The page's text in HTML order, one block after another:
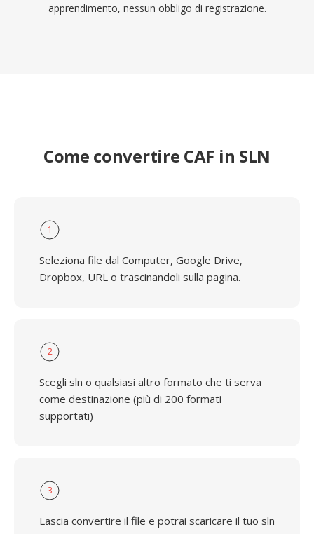
apprendimento, nessun obbligo di registrazione.
Come convertire CAF in SLN
1
Seleziona file dal Computer, Google Drive,
Dropbox, URL o trascinandoli sulla pagina.
2
Scegli sln o qualsiasi altro formato che ti serva
come destinazione (più di 200 formati
supportati)
3
Lascia convertire il file e potrai scaricare il tuo sln